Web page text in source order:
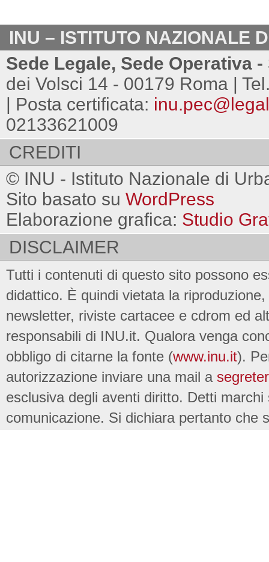
INU – ISTITUTO NAZIONALE
Sede Legale, Sede Operativa
dei Volsci 14 - 00179 Roma |
| Posta certificata:
02133621009
CREDITI
© INU - Istituto Nazionale di
Sito basato su WordPress
Elaborazione grafica: Studio
DISCLAIMER
Tutti i contenuti di questo sito possono
didattico. È quindi vietata la
newsletter, riviste cartacee e cdrom ed
responsabili di INU.it. Qualora venga
obbligo di citarne la fonte (www.inu.it).
autorizzazione inviare una mail a
esclusiva degli aventi diritto. Detti
comunicazione. Si dichiara pertanto che